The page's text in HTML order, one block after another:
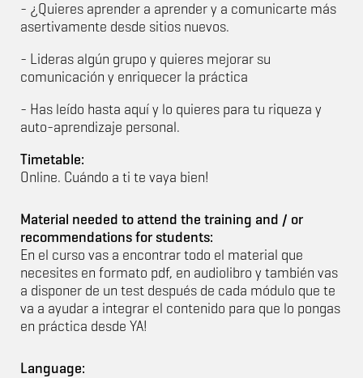
- ¿Quieres aprender a aprender y a comunicarte más
asertivamente desde sitios nuevos.
- Lideras algún grupo y quieres mejorar su
comunicación y enriquecer la práctica
- Has leído hasta aquí y lo quieres para tu riqueza y
auto-aprendizaje personal.
Timetable:
Online. Cuándo a ti te vaya bien!
Material needed to attend the training and / or
recommendations for students:
En el curso vas a encontrar todo el material que
necesites en formato pdf, en audiolibro y también vas
a disponer de un test después de cada módulo que te
va a ayudar a integrar el contenido para que lo pongas
en práctica desde YA!
Language: